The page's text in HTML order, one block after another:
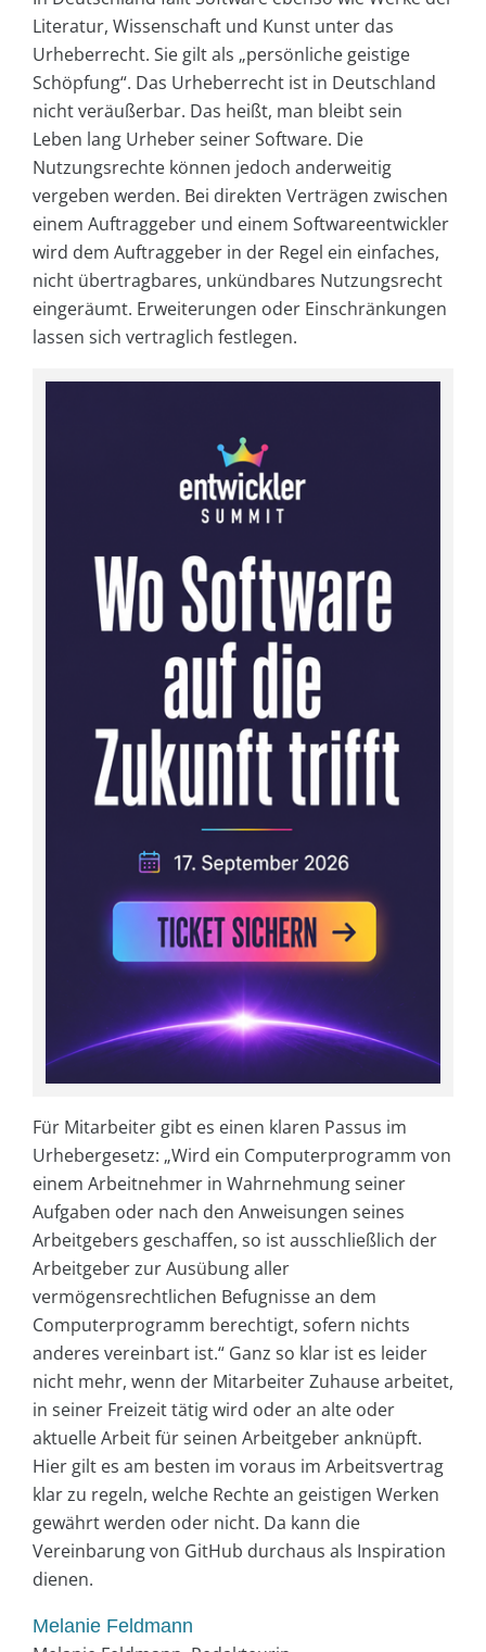
Literatur, Wissenschaft und Kunst unter das
Urheberrecht. Sie gilt als „persönliche geistige
Schöpfung“. Das Urheberrecht ist in Deutschland
nicht veräußerbar. Das heißt, man bleibt sein
Leben lang Urheber seiner Software. Die
Nutzungsrechte können jedoch anderweitig
vergeben werden. Bei direkten Verträgen zwischen
einem Auftraggeber und einem Softwareentwickler
wird dem Auftraggeber in der Regel ein einfaches,
nicht übertragbares, unkündbares Nutzungsrecht
eingeräumt. Erweiterungen oder Einschränkungen
lassen sich vertraglich festlegen.
Für Mitarbeiter gibt es einen klaren Passus im
Urhebergesetz: „Wird ein Computerprogramm von
einem Arbeitnehmer in Wahrnehmung seiner
Aufgaben oder nach den Anweisungen seines
Arbeitgebers geschaffen, so ist ausschließlich der
Arbeitgeber zur Ausübung aller
vermögensrechtlichen Befugnisse an dem
Computerprogramm berechtigt, sofern nichts
anderes vereinbart ist.“ Ganz so klar ist es leider
nicht mehr, wenn der Mitarbeiter Zuhause arbeitet,
in seiner Freizeit tätig wird oder an alte oder
aktuelle Arbeit für seinen Arbeitgeber anknüpft.
Hier gilt es am besten im voraus im Arbeitsvertrag
klar zu regeln, welche Rechte an geistigen Werken
gewährt werden oder nicht. Da kann die
Vereinbarung von GitHub durchaus als Inspiration
dienen.
Melanie Feldmann